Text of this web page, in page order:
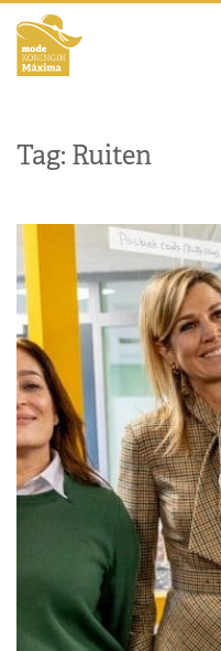
Tag: Ruiten